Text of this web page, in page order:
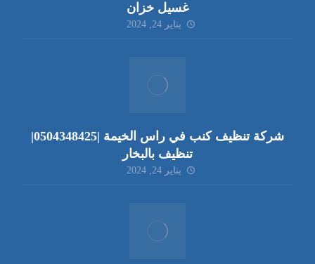
غسيل خزان
يناير 24, 2024
شركة تنظيف كنب في راس الخيمة |0504348425|
تنظيف بالبخار
يناير 24, 2024